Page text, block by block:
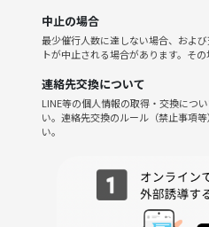
もちろんゲームはしっかりやるので
することを最重視しています！
そのため、『ガチでマダミスやりた
『ドライな関係でいい』という面持
日大きなギャップがあるはずです。
がメインになるくらい、一体感とか
えるような雰囲気を大切にしていま
中止の場合
最少催行人数に達しない場合、およ
トが中止される場合があります。そ
連絡先交換について
LINE等の個人情報の取得・交換につ
い。連絡先交換のルール（禁止事項
い。